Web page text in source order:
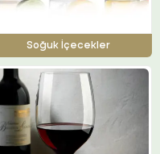
Soğuk İçecekler